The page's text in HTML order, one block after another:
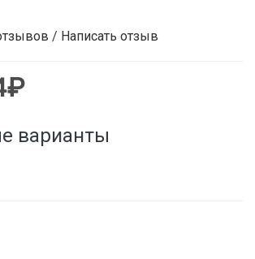
/ Написать отзыв
варианты